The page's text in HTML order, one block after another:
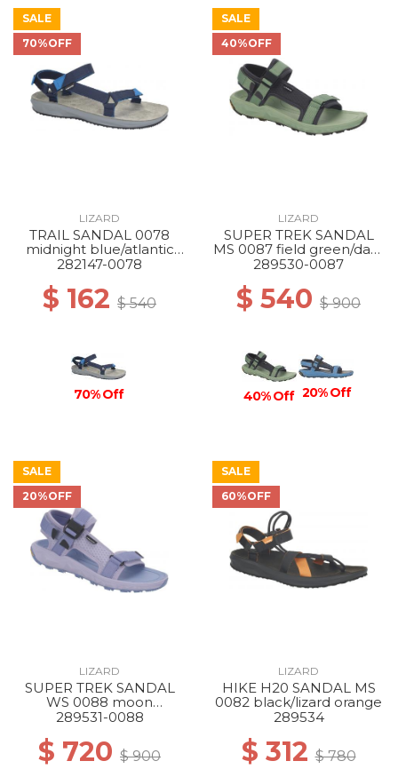
SALE
70%OFF
LIZARD
TRAIL SANDAL 0078
midnight blue/atlantic
blue
282147-0078
$ 162 $ 540
70% Off
SALE
40%OFF
LIZARD
SUPER TREK SANDAL
MS 0087 field green/dark
grey
289530-0087
$ 540 $ 900
40% Off 20% Off
SALE
20%OFF
LIZARD
SUPER TREK SANDAL
WS 0088 moon
blue/dream blue
289531-0088
$ 720 $ 900
SALE
60%OFF
LIZARD
HIKE H20 SANDAL MS
0082 black/lizard orange
289534
$ 312$ 780